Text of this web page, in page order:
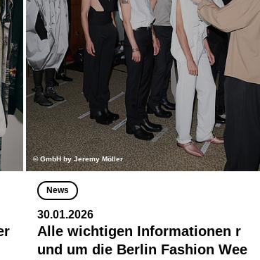
© GmbH by Jeremy Möller
News
30.01.2026
Alle wichtigen Informationen r
und um die Berlin Fashion Wee